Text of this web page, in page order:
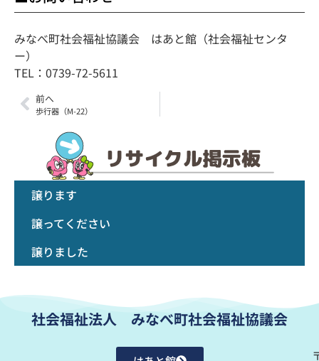
みなべ町社会福祉協議会 はあと館（社会福祉センタ
ー）
TEL：0739-72-5611
前へ
歩行器（M-22）
譲ります
譲ってください
譲りました
社会福祉法人 みなべ町社会福祉協議会